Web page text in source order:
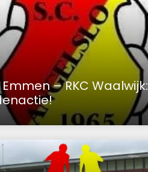
Emmen – RKC Waalwijk: